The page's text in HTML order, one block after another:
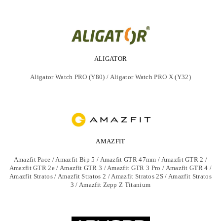
ALIGATOR
Aligator Watch PRO (Y80) / Aligator Watch PRO X (Y32)
AMAZFIT
Amazfit Pace / Amazfit Bip 5 / Amazfit GTR 47mm / Amazfit GTR 2 /
Amazfit GTR 2e / Amazfit GTR 3 / Amazfit GTR 3 Pro / Amazfit GTR 4 /
Amazfit Stratos / Amazfit Stratos 2 / Amazfit Stratos 2S / Amazfit Stratos
3 / Amazfit Zepp Z Titanium